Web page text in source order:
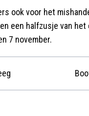
ook voor het
een halfzusje van
7 november.